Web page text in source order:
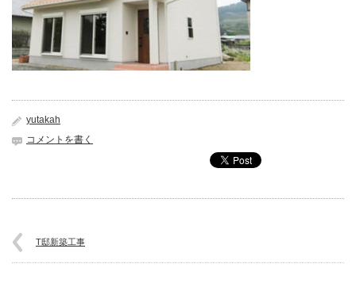
yutakah
コメントを書く
T邸新築工事